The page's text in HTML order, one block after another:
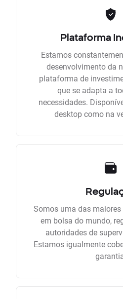
Plataforma
Estamos
desenvolvimento da
plataforma de
que se adapta a
necessidades.
desktop como na
Somos uma das
em bolsa do mundo,
autoridades de
Estamos igualmente